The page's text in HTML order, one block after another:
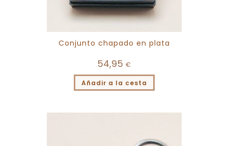
Conjunto chapado en plata
54,95 €
Añadir a la cesta